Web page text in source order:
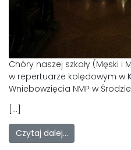
Chóry naszej szkoły (Męski i
w repertuarze kolędowym w
Wniebowzięcia NMP w
[…]
Czytaj dalej…